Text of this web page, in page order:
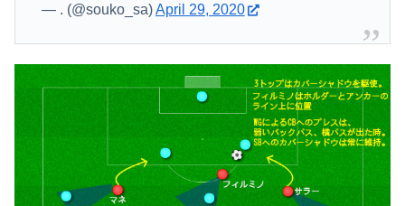
— . (@souko_sa)April 29, 2020